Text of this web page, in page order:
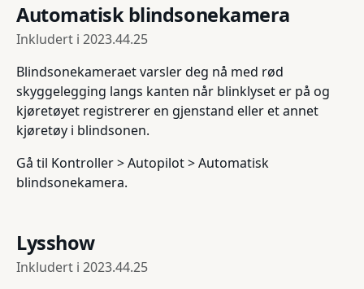
Automatisk blindsonekamera
Inkludert i 2023.44.25
Blindsonekameraet varsler deg nå med rød
skyggelegging langs kanten når blinklyset er på og
kjøretøyet registrerer en gjenstand eller et annet
kjøretøy i blindsonen.
Gå til Kontroller > Autopilot > Automatisk
blindsonekamera.
Lysshow
Inkludert i 2023.44.25